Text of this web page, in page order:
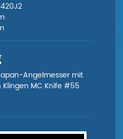
Angelmesser mit
MC Knife #55